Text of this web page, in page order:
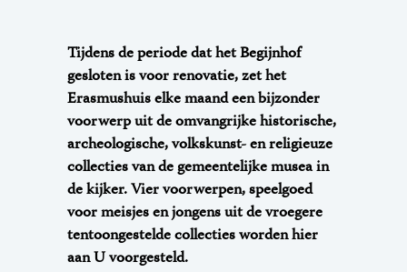
Tijdens de periode dat het Begijnhof
gesloten is voor renovatie, zet het
Erasmushuis elke maand een bijzonder
voorwerp uit de omvangrijke historische,
archeologische, volkskunst- en religieuze
collecties van de gemeentelijke musea in
de kijker. Vier voorwerpen, speelgoed
voor meisjes en jongens uit de vroegere
tentoongestelde collecties worden hier
aan U voorgesteld.